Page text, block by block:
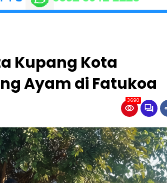
Kupang Kota
Ayam di Fatukoa
3690